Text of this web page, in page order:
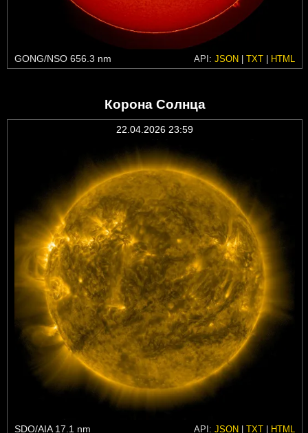
GONG/NSO 656.3 nm API: JSON | TXT | HTML
Корона Солнца
22.04.2026 23:59
SDO/AIA 17.1 nm API: JSON | TXT | HTML